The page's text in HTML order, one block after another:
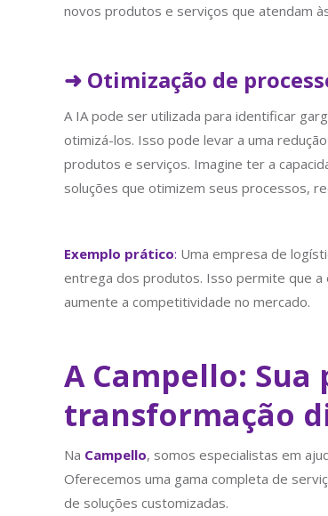
novos produtos e serviços que atendam
➜ Otimização de
A IA pode ser utilizada para identificar
otimizá-los. Isso pode levar a uma
produtos e serviços. Imagine ter a
soluções que otimizem seus processos,
Exemplo prático: Uma empresa de
entrega dos produtos. Isso permite que
aumente a competitividade no mercado.
A Campello:
transformação
Na Campello, somos especialistas em
Oferecemos uma gama completa de
de soluções customizadas.